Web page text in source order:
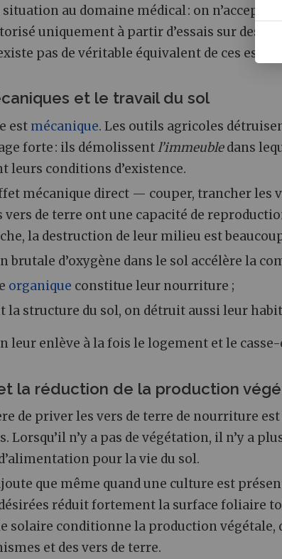
au domaine médical : on
uniquement à partir d’essais sur des
pas de véritable équivalent de ces
et le travail du sol
est mécanique. Les outils agricoles
forte : ils démolissentl’immeubledans
leurs conditions d’existence.
mécanique direct — couper, trancher les
de terre ont une capacité de
la destruction de leur milieu est
brutale d’oxygène dans le sol accélère la
organique constitue leur nourriture ;
la structure du sol, on détruit aussi leur
leur enlève à la fois le logement et le
la réduction de la production
de priver les vers de terre de nourriture
Lorsqu’il n’y a pas de végétation, il n’y a
pour la vie du sol.
que même quand une culture est
réduit fortement la surface foliaire
solaire conditionne la production végétale,
et des vers de terre.